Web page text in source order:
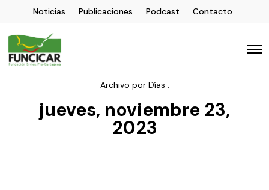
Noticias Publicaciones Podcast Contacto
Archivo por Días :
jueves, noviembre 23,
2023